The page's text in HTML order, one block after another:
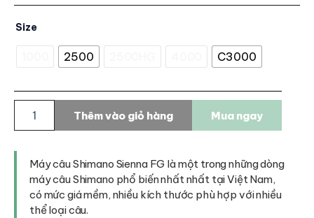
Size
2500 C3000
Shimano
Sienna
lượng
Thêm vào giỏ hàng Mua ngay
Máy câu Shimano Sienna FG là một trong những dòng
máy câu Shimano phổ biến nhất nhất tại Việt Nam,
có mức giá mềm, nhiều kích thước phù hợp với nhiều
thể loại câu.